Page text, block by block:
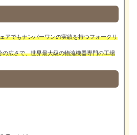
アでもナンバーワンの実績を持つフォークリ
の広さで、世界最大級の物流機器専門の工場